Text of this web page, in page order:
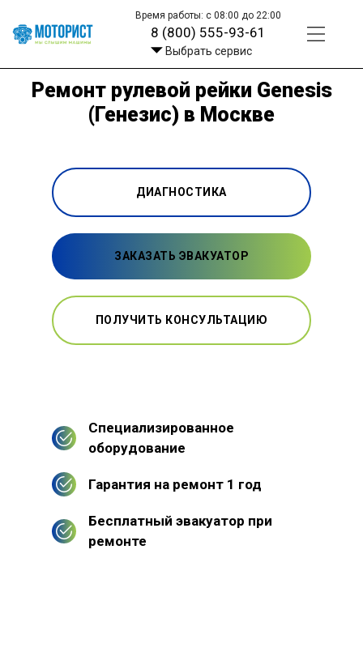
Время работы: с 08:00 до 22:00
8 (800) 555-93-61
Выбрать сервис
Ремонт рулевой рейки Genesis
(Генезис) в Москве
ДИАГНОСТИКА
ЗАКАЗАТЬ ЭВАКУАТОР
ПОЛУЧИТЬ КОНСУЛЬТАЦИЮ
Специализированное
оборудование
Гарантия на ремонт 1 год
Бесплатный эвакуатор при
ремонте